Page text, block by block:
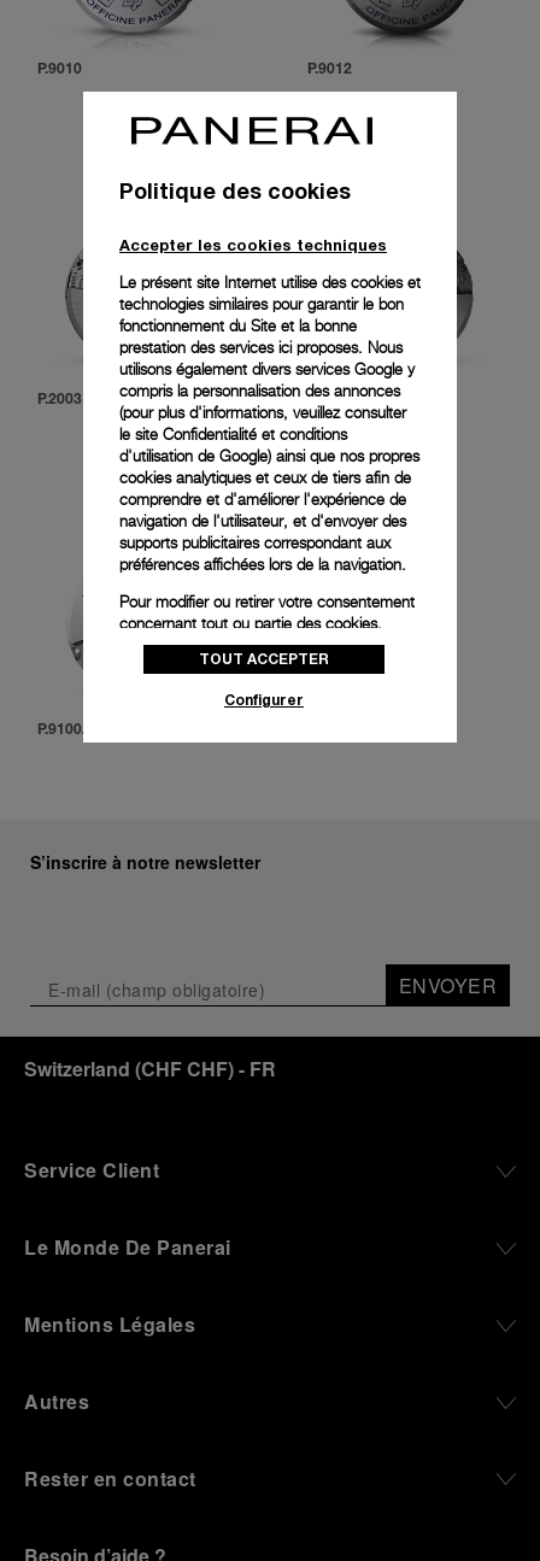
P.9010 P.9012
P.2003 P.9100
P.9100/R
S’inscrire à notre newsletter
ENVOYER
Switzerland (CHF CHF)- FR
Service Client
Le Monde De Panerai
Mentions Légales
Autres
Rester en contact
Politique des cookies
Accepter les cookies techniques
Le présent site Internet utilise des cookies et
technologies similaires pour garantir le bon
fonctionnement du Site et la bonne
prestation des services ici proposes. Nous
utilisons également divers services Google y
compris la personnalisation des annonces
(pour plus d'informations, veuillez consulter
le site Confidentialité et conditions
d'utilisation de Google) ainsi que nos propres
cookies analytiques et ceux de tiers afin de
comprendre et d'améliorer l'expérience de
navigation de l'utilisateur, et d'envoyer des
supports publicitaires correspondant aux
préférences affichées lors de la navigation.
Pour modifier ou retirer votre consentement
concernant tout ou partie des cookies,
cliquez sur « Configurer » ou consultez notre
politique des cookiespour obtenir plus
donnez votre consentement pour l’utilisation
TOUT ACCEPTER
Configurer